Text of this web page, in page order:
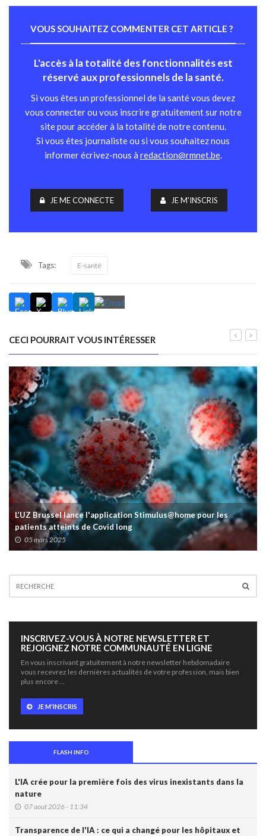
VOUS SOUHAITEZ COMMENTER CET ARTICLE ?
L'accès à la totalité des fonctionnalités est
réservé aux professionnels de la santé.
Si vous êtes un professionnel de la santé vous devez
vous connecter ou vous inscrire gratuitement sur notre
site pour accéder à la totalité de notre contenu.
Si vous êtes journaliste ou si vous souhaitez nous
informer écrivez-nous à redaction@rmnet.be.
JE ME CONNECTE JE M'INSCRIS
Tags: E-santé
CECI POURRAIT VOUS INTÉRESSER
L’UZ Brussel lance l'application Stimulus@home pour les
patients atteints de Covid long
05 mars 2025
INSCRIVEZ-VOUS À NOTRE NEWSLETTER ET
REJOIGNEZ NOTRE COMMUNAUTÉ EN LIGNE
En vous inscrivant gratuitement à notre newsletter hebdomadaire
vous recevrez les dernières actualités de votre profession, mais bien
plus encore …
JE M'INSCRIS
FLASH INFO
L'IA crée pour la première fois des virus inexistants dans la
nature
07 aout 2026 - 11:34
Transparence de l'IA : ce qui a changé pour les hôpitaux et